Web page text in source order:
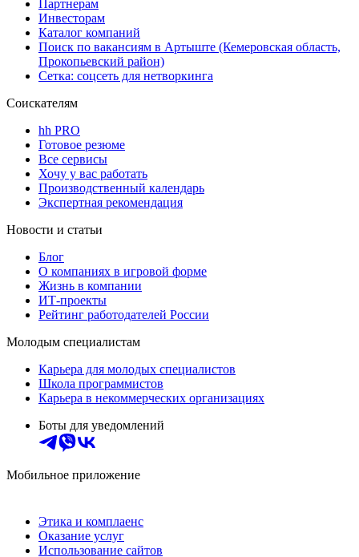
Партнерам
Инвесторам
Каталог компаний
Поиск по вакансиям в Артыште (Кемеровская область,
Прокопьевский район)
Сетка: соцсеть для нетворкинга
Соискателям
hh PRO
Готовое резюме
Все сервисы
Хочу у вас работать
Производственный календарь
Экспертная рекомендация
Новости и статьи
Блог
О компаниях в игровой форме
Жизнь в компании
ИТ-проекты
Рейтинг работодателей России
Молодым специалистам
Карьера для молодых специалистов
Школа программистов
Карьера в некоммерческих организациях
Боты для уведомлений
Мобильное приложение
Этика и комплаенс
Оказание услуг
Использование сайтов